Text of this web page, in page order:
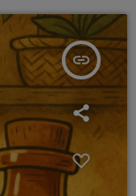
insert_link